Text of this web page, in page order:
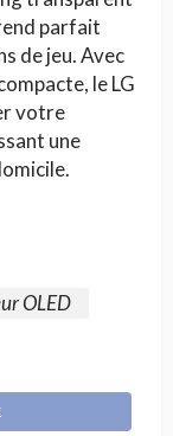
parfait
de jeu. Avec
le LG
votre
une
OLED